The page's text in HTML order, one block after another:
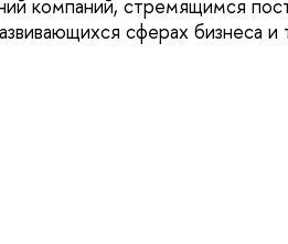
компаний, стремящимся
сферах бизнеса и